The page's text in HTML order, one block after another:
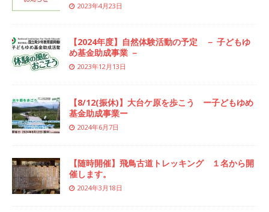
2023年4月23日
【2024年度】自然体験活動の予定 － 子どもゆ
め基金助成事業 －
2023年12月13日
【8/12(振休)】大台ケ原を歩こう ー子どもゆめ
基金助成事業ー
2024年6月7日
【随時開催】飛鳥古道トレッキング １名から開
催します。
2024年3月18日